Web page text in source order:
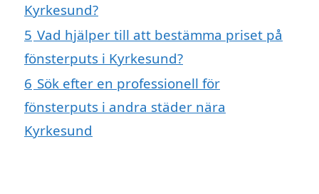
Kyrkesund?
5 Vad hjälper till att bestämma priset på
fönsterputs i Kyrkesund?
6 Sök efter en professionell för
fönsterputs i andra städer nära
Kyrkesund